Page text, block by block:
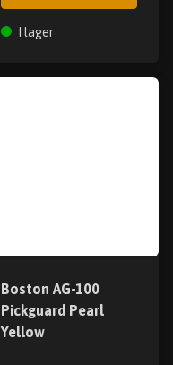
I lager
Boston AG-100
Pickguard Pearl
Yellow